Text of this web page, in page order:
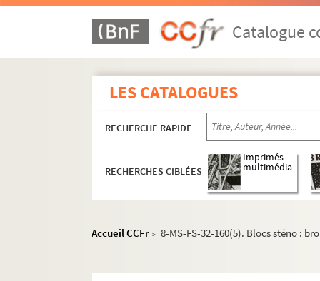
Catalogue
LES CATALOGUES
RECHERCHE RAPIDE
RECHERCHES CIBLÉES
Imprimés
multimédia
Accueil CCFr > 8-MS-FS-32-160(5). Blocs sténo :
Oeuvres de Gustave Charpentier
Cantate du Prix du Rome : Didon (1887)
Impressions d'Italie (1889)